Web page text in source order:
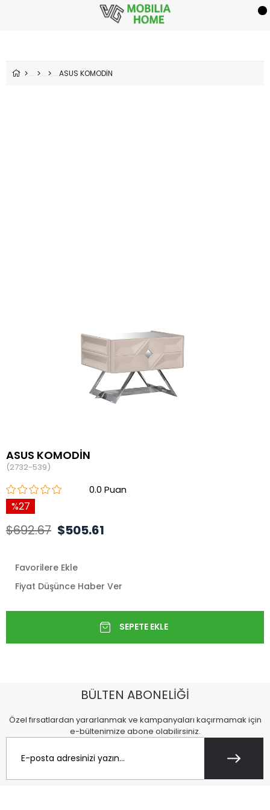
ASUS KOMODİN
ASUS KOMODİN
(2732-539)
0.0
27
$692.67 $505.61
Favorilere Ekle
Fiyat Düşünce Haber Ver
BÜLTEN ABONELİĞİ
Özel fırsatlardan yararlanmak ve kampanyaları kaçırmamak için
e-bültenimize abone olabilirsiniz.